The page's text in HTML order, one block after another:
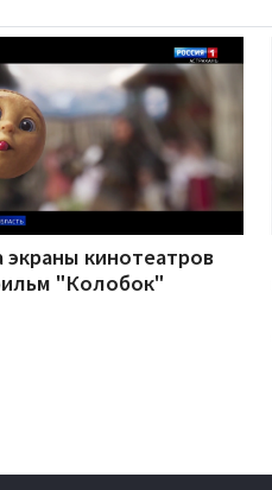
экраны кинотеатров
"Колобок"